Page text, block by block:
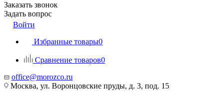
Заказать звонок
Задать вопрос
Войти
Избранные товары0
Сравнение товаров0
office@morozco.ru
Москва, ул. Воронцовские пруды, д. 3, под. 15